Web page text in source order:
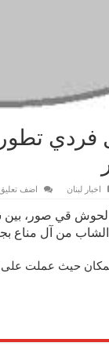
اخبار لبنان اضف تعليق
الحوش قي صور،
الشاب من آل مناع
حيث عملت على